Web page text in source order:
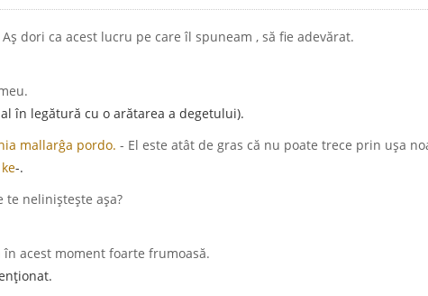
Aș dori ca acest lucru pe care îl spuneam , să fie adevărat.
în legătură cu o arătarea a degetului).
mallarĝa pordo. - El este atât de gras că nu poate trece prin ușa
ke-.
te neliniștește așa?
în acest moment foarte frumoasă.